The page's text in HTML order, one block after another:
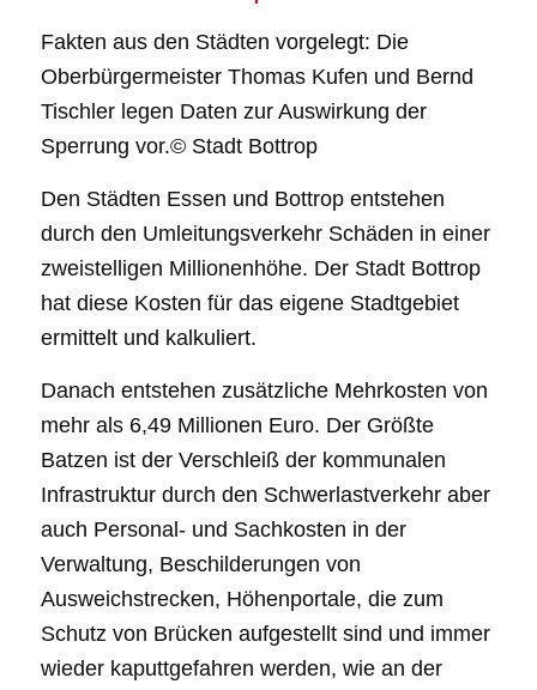
Fakten aus den Städten vorgelegt: Die
Oberbürgermeister Thomas Kufen und Bernd
Tischler legen Daten zur Auswirkung der
Sperrung vor.© Stadt Bottrop
Den Städten Essen und Bottrop entstehen
durch den Umleitungsverkehr Schäden in einer
zweistelligen Millionenhöhe. Der Stadt Bottrop
hat diese Kosten für das eigene Stadtgebiet
ermittelt und kalkuliert.
Danach entstehen zusätzliche Mehrkosten von
mehr als 6,49 Millionen Euro. Der Größte
Batzen ist der Verschleiß der kommunalen
Infrastruktur durch den Schwerlastverkehr aber
auch Personal- und Sachkosten in der
Verwaltung, Beschilderungen von
Ausweichstrecken, Höhenportale, die zum
Schutz von Brücken aufgestellt sind und immer
wieder kaputtgefahren werden, wie an der